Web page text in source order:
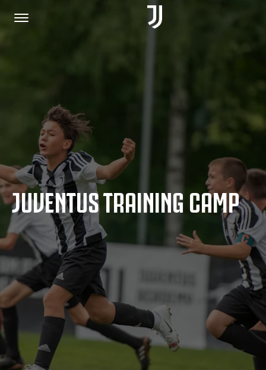
JOIN US
PRIVACY POLICY
JUVENTUS.COM
SHOP
MORE
JUVENTUS TRAINING CAMP